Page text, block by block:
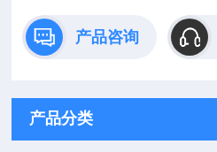
产品咨询
产品分类